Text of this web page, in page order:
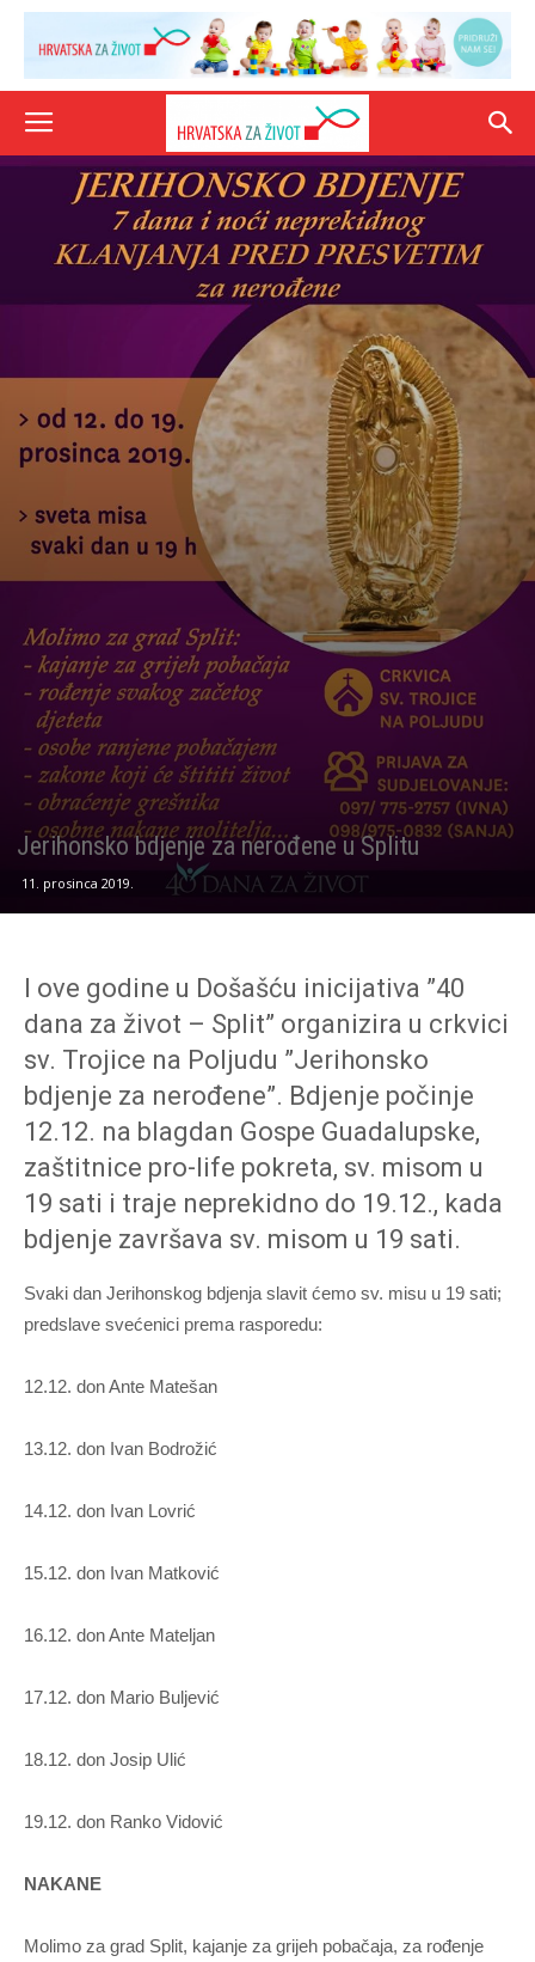
Jerihonsko bdjenje za nerođene u Splitu
11. prosinca 2019.
I ove godine u Došašću inicijativa ”40
dana za život – Split” organizira u crkvici
sv. Trojice na Poljudu ”Jerihonsko
bdjenje za nerođene”. Bdjenje počinje
12.12. na blagdan Gospe Guadalupske,
zaštitnice pro-life pokreta, sv. misom u
19 sati i traje neprekidno do 19.12., kada
bdjenje završava sv. misom u 19 sati.
Svaki dan Jerihonskog bdjenja slavit ćemo sv. misu u 19 sati;
predslave svećenici prema rasporedu:
12.12. don Ante Matešan
13.12. don Ivan Bodrožić
14.12. don Ivan Lovrić
15.12. don Ivan Matković
16.12. don Ante Mateljan
17.12. don Mario Buljević
18.12. don Josip Ulić
19.12. don Ranko Vidović
NAKANE
Molimo za grad Split, kajanje za grijeh pobačaja, za rođenje